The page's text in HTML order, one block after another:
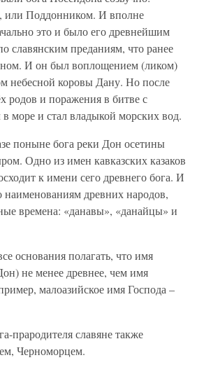
Поддонником. И вполне
это и было его древнейшим
славянским преданиям, что ранее
И он был воплощением (ликом)
небесной коровы Дану. Но после
родов и поражения в битве с
море и стал владыкой морских вод.
поныне бога реки Дон осетины
Одно из имен кавказских казаков
к имени сего древнего бога. И
наименованиям древних народов,
времена: «данавы», «данайцы» и
основания полагать, что имя
не менее древнее, чем имя
малоазийское имя Господа –
прародителя славяне также
Черноморцем.